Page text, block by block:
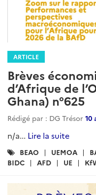
ARTICLE
Brèves
d’Afrique de
Ghana) n°625
Rédigé par : DG Trésor 10
n/a... Lire la suite
Catégories
:
BEAO UEMOA
BIDC
AFD UE